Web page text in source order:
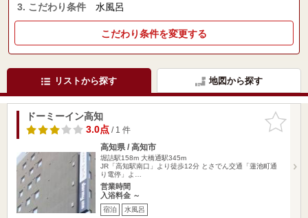
3. こだわり条件 水風呂
こだわり条件を変更する
リストから探す 地図から探す
お気に入
りに追加
ドーミーイン高知
3.0点/ 1 件
高知県 / 高知市
堀詰駅158m 大橋通駅345m
JR「高知駅南口」より徒歩12分 とさでん交通「蓮池町通
り電停」よ…
営業時間
入浴料金 ～
宿泊 水風呂